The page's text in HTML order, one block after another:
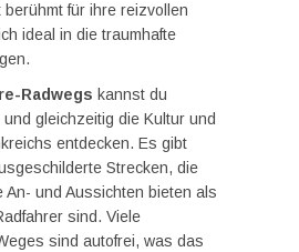
für ihre reizvollen
ideal in die traumhafte
Radwegs kannst du
gleichzeitig die Kultur und
entdecken. Es gibt
Strecken, die
An- und Aussichten bieten als
sind. Viele
sind autofrei, was das